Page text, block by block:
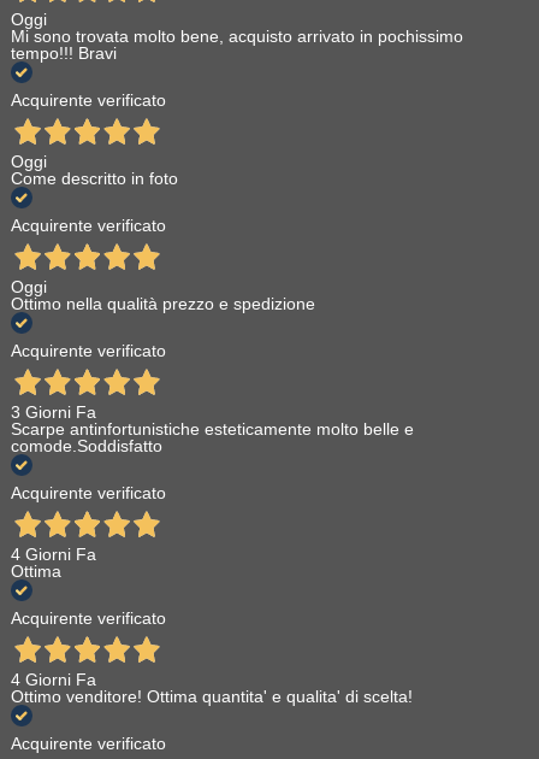
Oggi
Mi sono trovata molto bene, acquisto arrivato in pochissimo
tempo!!! Bravi
Acquirente verificato
Oggi
Come descritto in foto
Acquirente verificato
Oggi
Ottimo nella qualità prezzo e spedizione
Acquirente verificato
3 Giorni Fa
Scarpe antinfortunistiche esteticamente molto belle e
comode.Soddisfatto
Acquirente verificato
4 Giorni Fa
Ottima
Acquirente verificato
4 Giorni Fa
Ottimo venditore! Ottima quantita' e qualita' di scelta!
Acquirente verificato